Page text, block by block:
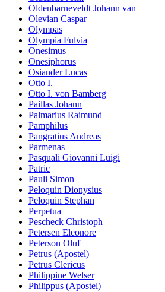
Oldenbarneveldt Johann van
Olevian Caspar
Olympas
Olympia Fulvia
Onesimus
Onesiphorus
Osiander Lucas
Otto I.
Otto I. von Bamberg
Paillas Johann
Palmarius Raimund
Pamphilus
Pangratius Andreas
Parmenas
Pasquali Giovanni Luigi
Patric
Pauli Simon
Peloquin Dionysius
Peloquin Stephan
Perpetua
Pescheck Christoph
Petersen Eleonore
Peterson Oluf
Petrus (Apostel)
Petrus Clericus
Philippine Welser
Philippus (Apostel)